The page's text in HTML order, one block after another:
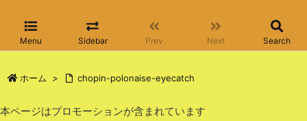
Menu Sidebar Prev Next Search
ホーム > chopin-polonaise-eyecatch
本ページはプロモーションが含まれています